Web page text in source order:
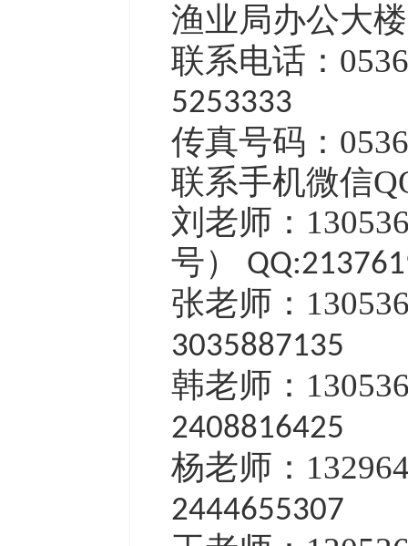
渔业局办公大楼
联系电话：
5253333
传真号码：
联系手机微信
刘老师：
号）
张老师：
3035887135
韩老师：
2408816425
杨老师：
2444655307